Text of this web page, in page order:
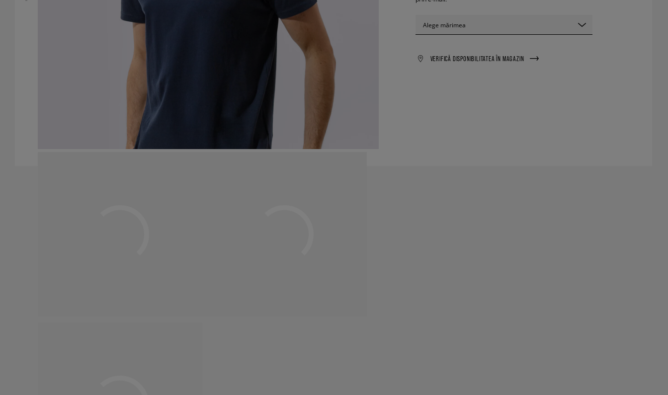
Alege mărimea
VERIFICĂ DISPONIBILITATEA ÎN MAGAZIN